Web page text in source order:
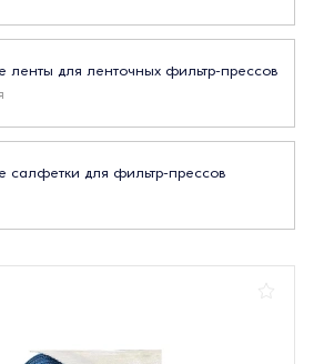
ленты для ленточных фильтр-прессов
салфетки для фильтр-прессов